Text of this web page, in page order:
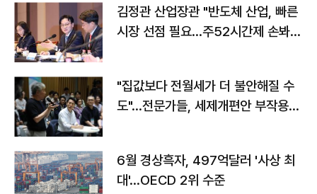
김정관 산업장관 "반도체 산업, 빠른
시장 선점 필요…주52시간제 손봐
"집값보다 전월세가 더 불안해질 수
도"…전문가들, 세제개편안 부작용
6월 경상흑자, 497억달러 '사상 최
대'…OECD 2위 수준